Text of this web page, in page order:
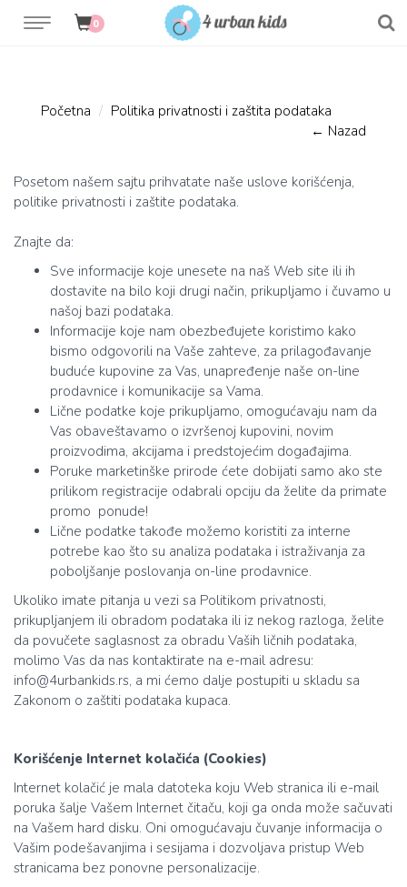
0
Početna
Politika privatnosti i zaštita podataka
← Nazad
Posetom našem sajtu prihvatate naše uslove korišćenja,
politike privatnosti i zaštite podataka.
Znajte da:
Sve informacije koje unesete na naš Web site ili ih
dostavite na bilo koji drugi način, prikupljamo i čuvamo u
našoj bazi podataka.
Informacije koje nam obezbeđujete koristimo kako
bismo odgovorili na Vaše zahteve, za prilagođavanje
buduće kupovine za Vas, unapređenje naše on-line
prodavnice i komunikacije sa Vama.
Lične podatke koje prikupljamo, omogućavaju nam da
Vas obaveštavamo o izvršenoj kupovini, novim
proizvodima, akcijama i predstojećim događajima.
Poruke marketinške prirode ćete dobijati samo ako ste
prilikom registracije odabrali opciju da želite da primate
promo ponude!
Lične podatke takođe možemo koristiti za interne
potrebe kao što su analiza podataka i istraživanja za
poboljšanje poslovanja on-line prodavnice.
Ukoliko imate pitanja u vezi sa Politikom privatnosti,
prikupljanjem ili obradom podataka ili iz nekog razloga, želite
da povučete saglasnost za obradu Vaših ličnih podataka,
molimo Vas da nas kontaktirate na e-mail adresu:
info@4urbankids.rs, a mi ćemo dalje postupiti u skladu sa
Zakonom o zaštiti podataka kupaca.
Korišćenje Internet kolačića (Cookies)
Internet kolačić je mala datoteka koju Web stranica ili e-mail
poruka šalje Vašem Internet čitaču, koji ga onda može sačuvati
na Vašem hard disku. Oni omogućavaju čuvanje informacija o
Vašim podešavanjima i sesijama i dozvoljava pristup Web
stranicama bez ponovne personalizacije.